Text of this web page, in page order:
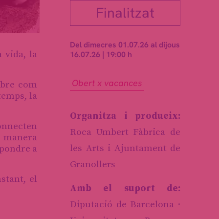
Finalitzat
Del dimecres 01.07.26 al dijous
16.07.26 | 19:00 h
Obert x vacances
Organitza i produeix:
Roca Umbert Fàbrica de
les Arts i Ajuntament de
Granollers
Amb el suport de:
Diputació de Barcelona ·
vida, la
com
la
a
el